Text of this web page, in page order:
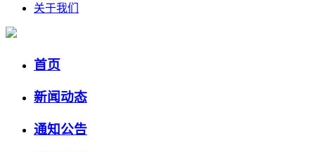
关于我们
首页
新闻动态
通知公告